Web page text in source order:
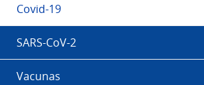
Covid-19
SARS-CoV-2
Vacunas